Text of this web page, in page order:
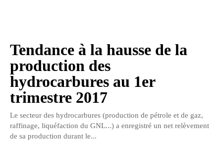
Tendance à la hausse de la
production des
hydrocarbures au 1er
trimestre 2017
Le secteur des hydrocarbures (production de pétrole et de gaz,
raffinage, liquéfaction du GNL...) a enregistré un net relèvement
de sa production durant le...